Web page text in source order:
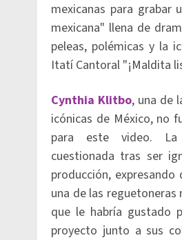
mexicanas para grabar
mexicana" llena de
peleas, polémicas y la
Itatí Cantoral "¡Maldita
Cynthia Klitbo, una de
icónicas de México, no
para este video. La
cuestionada tras ser
producción, expresando
una de las reguetoneras
que le habría gustado
proyecto junto a sus